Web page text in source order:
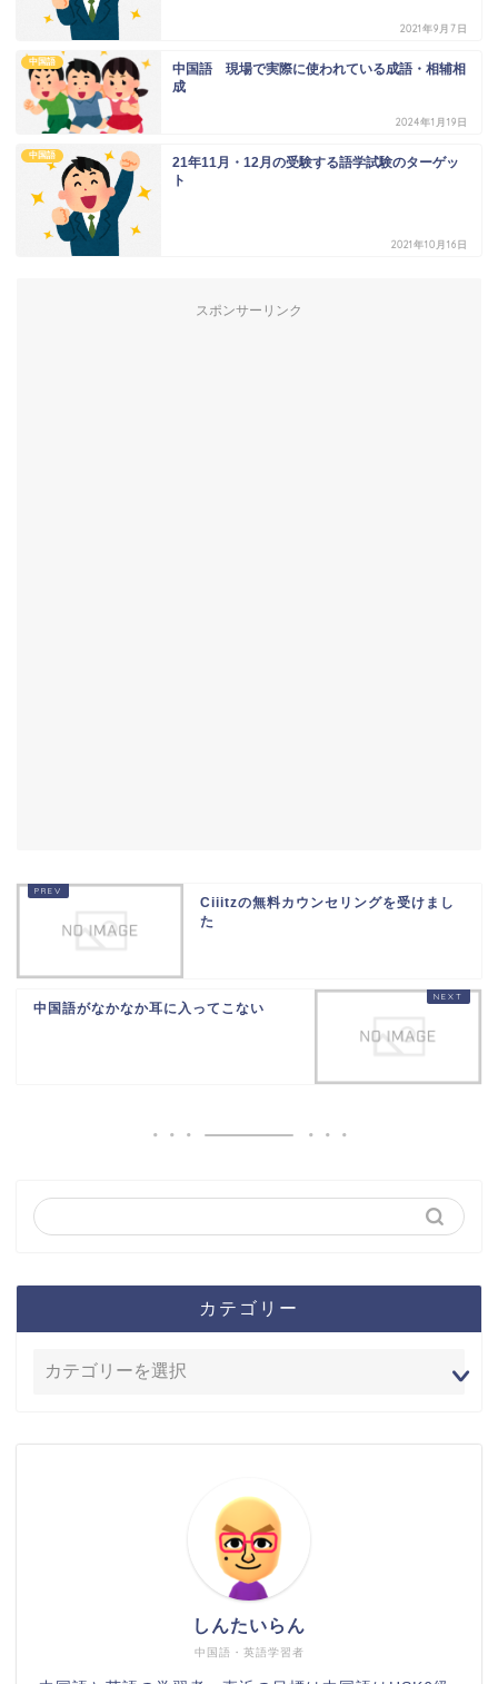
2021年9月7日
中国語
中国語 現場で実際に使われている成語・相辅相
成
2024年1月19日
中国語
21年11月・12月の受験する語学試験のターゲッ
ト
2021年10月16日
スポンサーリンク
Ciiitzの無料カウンセリングを受けまし
た
中国語がなかなか耳に入ってこない
カテゴリー
中国語・英語学習者
しんたいらん